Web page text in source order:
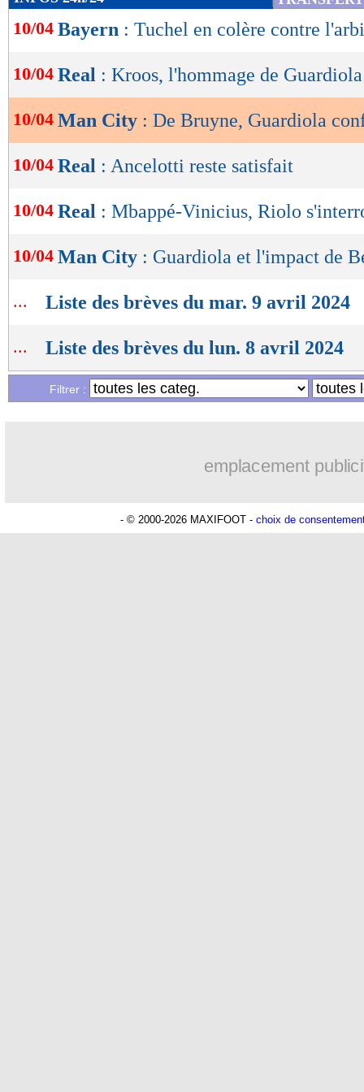
de
lecture
OK
10/04 Bayern : Tuchel en colère contre
10/04 Real : Kroos, l'hommage de Guardiola
10/04 Man City : De Bruyne, Guardiola
10/04 Real : Ancelotti reste satisfait
10/04 Real : Mbappé-Vinicius, Riolo
10/04 Man City : Guardiola et l'impact de
... Liste des brèves du mar. 9 avril 2024
... Liste des brèves du lun. 8 avril 2024
Filtrer :
emplacement
- © 2000-2026 MAXIFOOT - choix de